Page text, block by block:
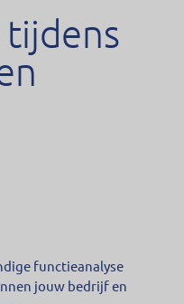
functieanalyse
jouw bedrijf en